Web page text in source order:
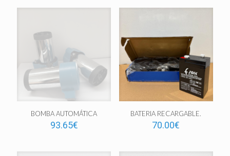
BOMBA AUTOMÁTICA
93.65€
BATERIA RECARGABLE.
70.00€